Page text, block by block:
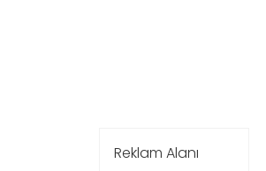
Reklam Alanı